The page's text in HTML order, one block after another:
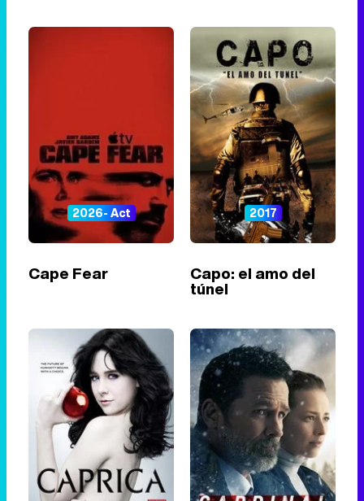
2026- Act
Cape Fear
2017
Capo: el amo del
túnel